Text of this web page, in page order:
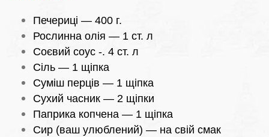
Печериці — 400 г.
Рослинна олія — 1 ст. л
Соєвий соус -. 4 ст. л
Сіль — 1 щіпка
Суміш перців — 1 щіпка
Сухий часник — 2 щіпки
Паприка копчена — 1 щіпка
Сир (ваш улюблений) — на свій смак